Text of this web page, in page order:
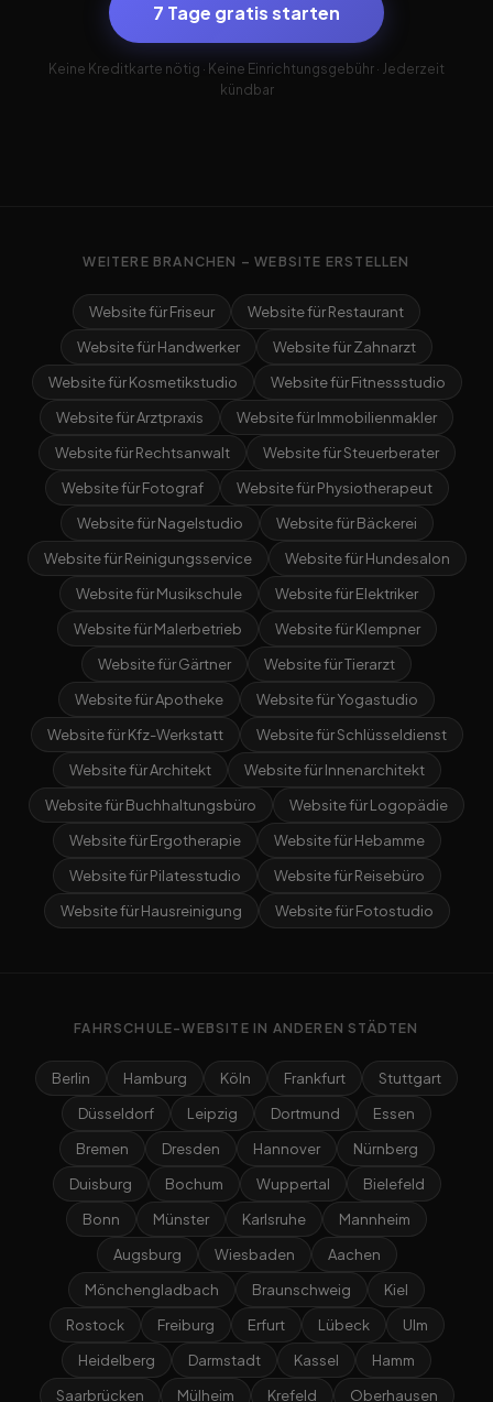
7 Tage gratis starten
Keine Kreditkarte nötig · Keine Einrichtungsgebühr · Jederzeit
kündbar
WEITERE BRANCHEN – WEBSITE ERSTELLEN
Website für Friseur
Website für Restaurant
Website für Handwerker
Website für Zahnarzt
Website für Kosmetikstudio
Website für Fitnessstudio
Website für Arztpraxis
Website für Immobilienmakler
Website für Rechtsanwalt
Website für Steuerberater
Website für Fotograf
Website für Physiotherapeut
Website für Nagelstudio
Website für Bäckerei
Website für Reinigungsservice
Website für Hundesalon
Website für Musikschule
Website für Elektriker
Website für Malerbetrieb
Website für Klempner
Website für Gärtner
Website für Tierarzt
Website für Apotheke
Website für Yogastudio
Website für Kfz-Werkstatt
Website für Schlüsseldienst
Website für Architekt
Website für Innenarchitekt
Website für Buchhaltungsbüro
Website für Logopädie
Website für Ergotherapie
Website für Hebamme
Website für Pilatesstudio
Website für Reisebüro
Website für Hausreinigung
Website für Fotostudio
FAHRSCHULE-WEBSITE IN ANDEREN STÄDTEN
Berlin Hamburg Köln Frankfurt
Stuttgart
Düsseldorf
Leipzig Dortmund
Essen
Bremen
Dresden Hannover
Nürnberg
Duisburg
Bochum Wuppertal
Bielefeld
Bonn
Münster Karlsruhe
Mannheim
Augsburg
Wiesbaden
Aachen
Mönchengladbach
Braunschweig
Kiel
Rostock
Freiburg Erfurt Lübeck
Ulm
Heidelberg
Darmstadt Kassel
Hamm
Saarbrücken
Mülheim Krefeld Oberhausen